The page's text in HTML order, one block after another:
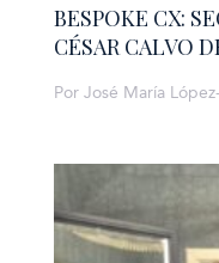
BESPOKE CX:
CÉSAR CALVO
Por José María